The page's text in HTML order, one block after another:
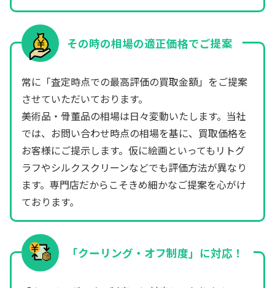
その時の相場の適正価格でご提案
常に「査定時点での最高評価の買取金額」をご提案
させていただいております。
美術品・骨董品の相場は日々変動いたします。当社
では、お問い合わせ時点の相場を基に、買取価格を
お客様にご提示します。仮に絵画といってもリトグ
ラフやシルクスクリーンなどでも評価方法が異なり
ます。専門店だからこそきめ細かなご提案を心がけ
ております。
「クーリング・オフ制度」に対応！